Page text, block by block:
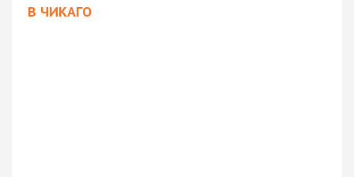
В ЧИКАГО